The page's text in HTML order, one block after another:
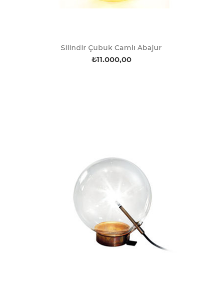
Silindir Çubuk Camlı Abajur
₺11.000,00